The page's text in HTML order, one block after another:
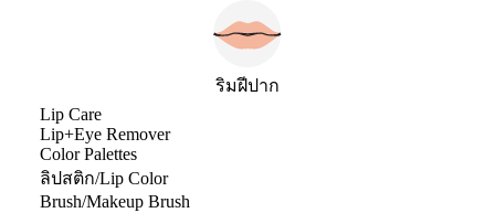
ริมฝีปาก
Lip Care
Lip+Eye Remover
Color Palettes
ลิปสติก/Lip Color
Brush/Makeup Brush